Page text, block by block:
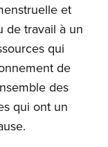
et
de travail à un
qui
de
des
qui ont un